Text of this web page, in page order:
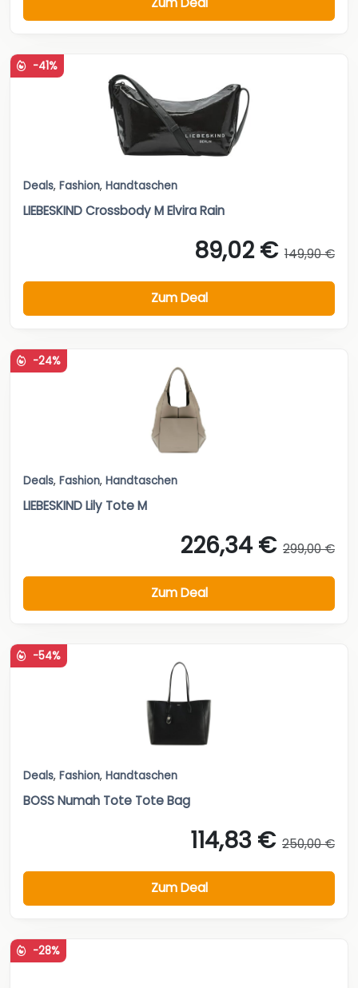
-41%
Deals, Fashion, Handtaschen
LIEBESKIND Crossbody M Elvira Rain
89,02 € 149,90 €
Zum Deal
-24%
Deals, Fashion, Handtaschen
LIEBESKIND Lily Tote M
226,34 € 299,00 €
Zum Deal
-54%
Deals, Fashion, Handtaschen
BOSS Numah Tote Tote Bag
114,83 € 250,00 €
Zum Deal
-28%